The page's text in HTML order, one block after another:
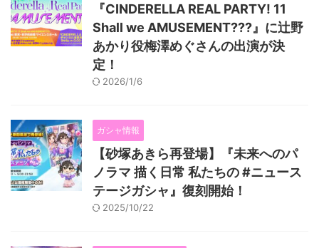
『CINDERELLA REAL PARTY! 11
Shall we AMUSEMENT???』に辻野
あかり役梅澤めぐさんの出演が決
定！
2026/1/6
ガシャ情報
【砂塚あきら再登場】『未来へのパ
ノラマ 描く日常 私たちの #ニュース
テージガシャ』復刻開始！
2025/10/22